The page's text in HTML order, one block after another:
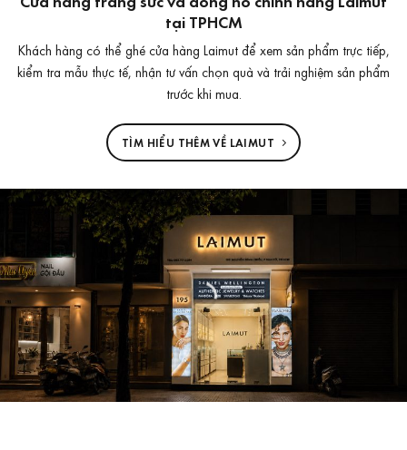
tại TPHCM
Khách hàng có thể ghé cửa hàng Laimut để xem sản phẩm trực tiếp,
kiểm tra mẫu thực tế, nhận tư vấn chọn quà và trải nghiệm sản phẩm
trước khi mua.
TÌM HIỂU THÊM VỀ LAIMUT